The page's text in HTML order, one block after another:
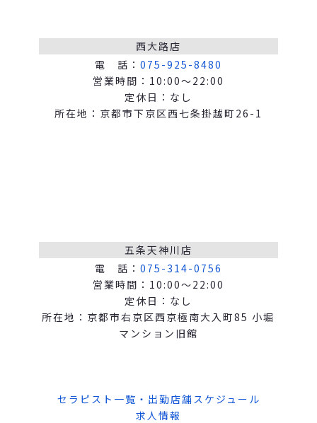
西大路店
電 話： 075-925-8480
営業時間：10:00～22:00
定休日：なし
所在地：京都市下京区西七条掛越町26-1
五条天神川店
電 話： 075-314-0756
営業時間：10:00～22:00
定休日：なし
所在地：京都市右京区西京極南大入町85 小堀
マンション旧館
セラピスト一覧・出勤店舗スケジュール
求人情報